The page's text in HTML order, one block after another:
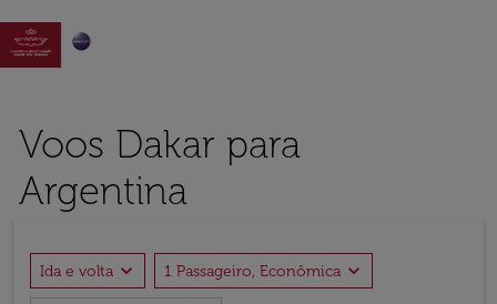

Voos Dakar para
Argentina
Ida e volta expand_more 1 Passageiro, Econômica expand_more